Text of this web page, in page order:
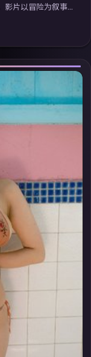
影片以冒险为叙事
；摄影与配乐强
电视剧在线看」
体验。